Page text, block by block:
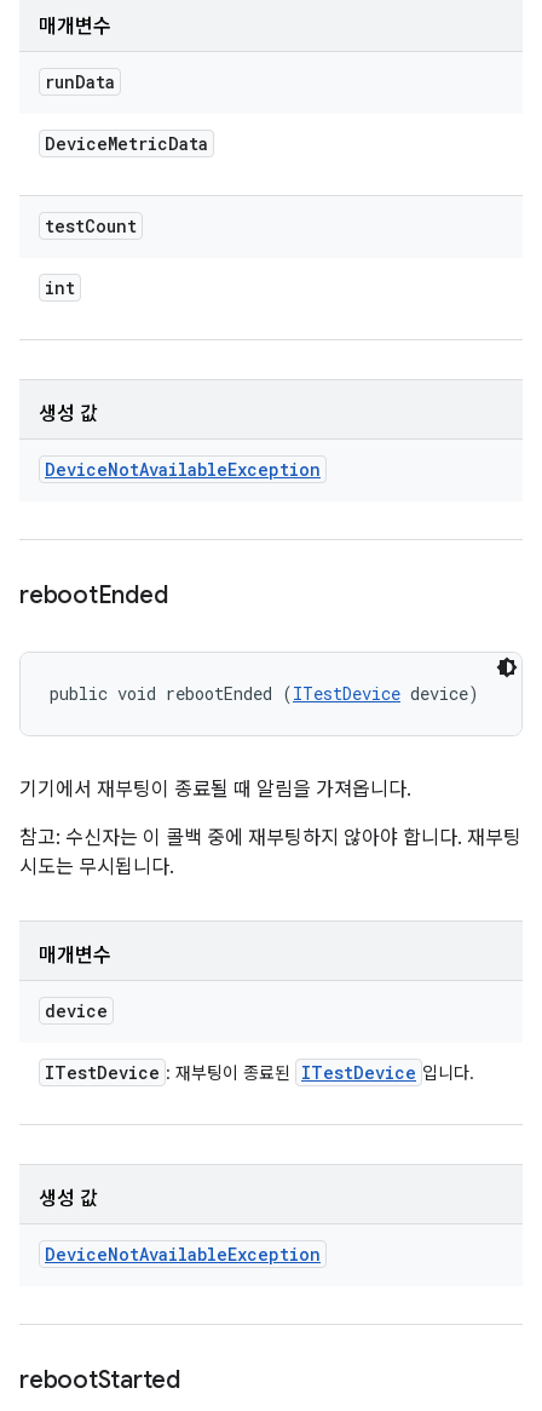
매개변수
runData
DeviceMetricData
testCount
int
생성 값
DeviceNotAvailableException
rebootEnded
public void rebootEnded (ITestDevice device)
기기에서 재부팅이 종료될 때 알림을 가져옵니다.
참고: 수신자는 이 콜백 중에 재부팅하지 않아야 합니다. 재부팅
시도는 무시됩니다.
매개변수
device
ITestDevice : 재부팅이 종료된 ITestDevice 입니다.
생성 값
DeviceNotAvailableException
rebootStarted